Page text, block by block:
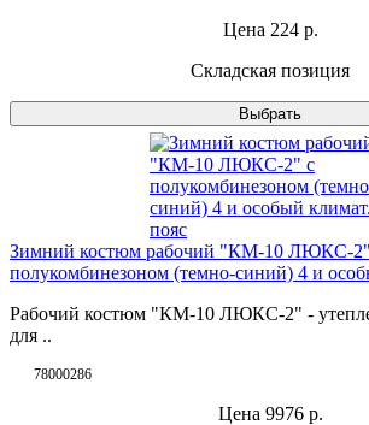
Цена 224 р.
Складская позиция
Выбрать
Зимний костюм рабочий "КМ-10 ЛЮКС-
полукомбинезоном (темно-синий) 4 и
Рабочий костюм "КМ-10 ЛЮКС-2" -
для ..
78000286
Цена 9976 р.